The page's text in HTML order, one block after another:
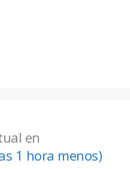
en
1 hora menos)